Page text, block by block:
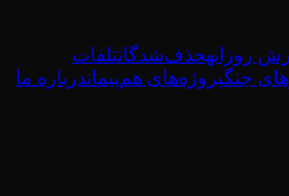
روزانهحذف‌شدگانتلفات
جنگپروژه‌های هم‌پیماندرباره ما